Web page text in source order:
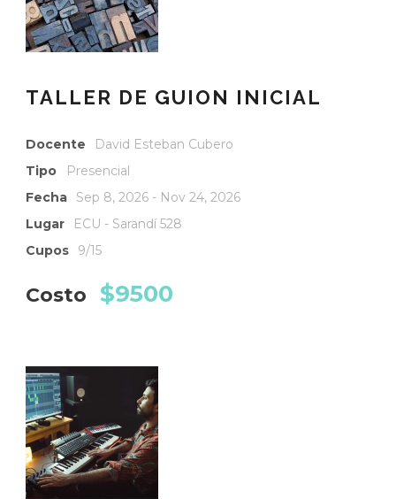
TALLER DE GUION INICIAL
Docente
David Esteban Cubero
Tipo
Presencial
Fecha
Sep 8, 2026 - Nov 24, 2026
Lugar
ECU - Sarandí 528
Cupos
9/15
Costo $9500